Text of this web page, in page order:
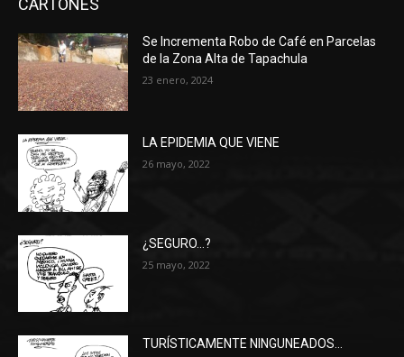
CARTONES
Se Incrementa Robo de Café en Parcelas
de la Zona Alta de Tapachula
23 enero, 2024
LA EPIDEMIA QUE VIENE
26 mayo, 2022
¿SEGURO…?
25 mayo, 2022
TURÍSTICAMENTE NINGUNEADOS…